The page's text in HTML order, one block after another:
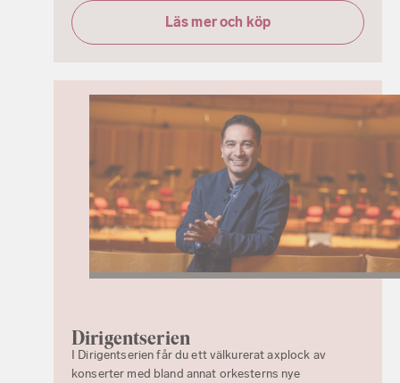
Läs mer och köp
Dirigentserien
I Dirigentserien får du ett välkurerat axplock av
konserter med bland annat orkesterns nye